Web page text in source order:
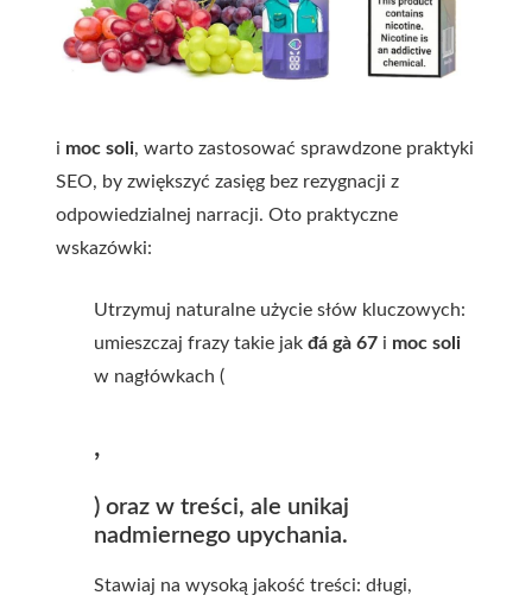
i moc soli, warto zastosować sprawdzone praktyki
SEO, by zwiększyć zasięg bez rezygnacji z
odpowiedzialnej narracji. Oto praktyczne
wskazówki:
Utrzymuj naturalne użycie słów kluczowych:
umieszczaj frazy takie jak đá gà 67 i moc soli
w nagłówkach (
,
) oraz w treści, ale unikaj
nadmiernego upychania.
Stawiaj na wysoką jakość treści: długi,